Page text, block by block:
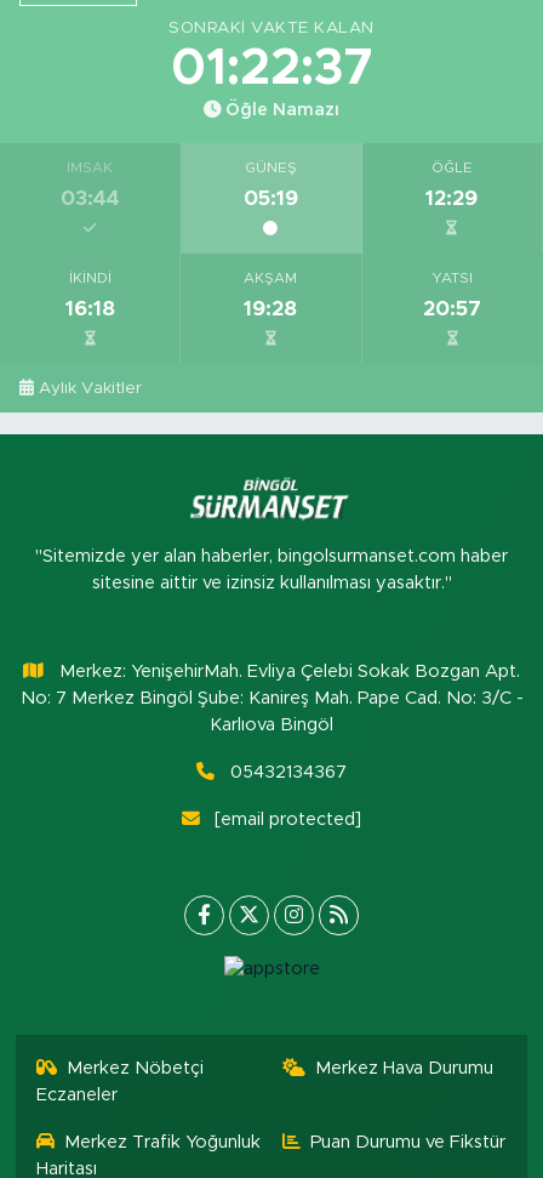
SONRAKI VAKTE KALAN
01:22:36
Öğle Namazı
İMSAK
03:44
GÜNEŞ
05:19
ÖĞLE
12:29
İKINDI
16:18
AKŞAM
19:28
YATSI
20:57
Aylık Vakitler
"Sitemizde yer alan haberler, bingolsurmanset.com haber
sitesine aittir ve izinsiz kullanılması yasaktır."
Merkez: YenişehirMah. Evliya Çelebi Sokak Bozgan Apt.
No: 7 Merkez Bingöl Şube: Kanireş Mah. Pape Cad. No: 3/C -
Karlıova Bingöl
05432134367
[email protected]
Merkez Nöbetçi
Eczaneler
Merkez Hava Durumu
Merkez Trafik Yoğunluk
Haritası
Puan Durumu ve Fikstür